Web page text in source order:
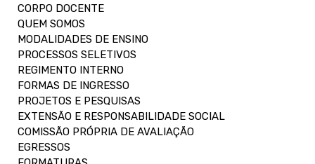
CORPO DOCENTE
QUEM SOMOS
MODALIDADES DE ENSINO
PROCESSOS SELETIVOS
REGIMENTO INTERNO
FORMAS DE INGRESSO
PROJETOS E PESQUISAS
EXTENSÃO E RESPONSABILIDADE SOCIAL
COMISSÃO PRÓPRIA DE AVALIAÇÃO
EGRESSOS